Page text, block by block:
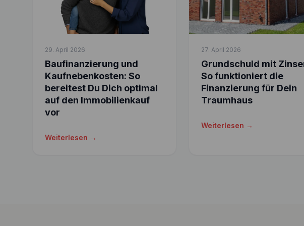
29. April 2026
Baufinanzierung und
Kaufnebenkosten: So
bereitest Du Dich optimal
auf den Immobilienkauf
vor
Weiterlesen →
27. April 2026
Grundschuld mit
So funktioniert die
Finanzierung für Dein
Traumhaus
Weiterlesen →